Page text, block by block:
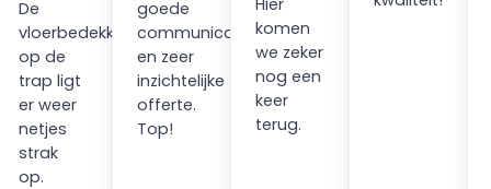
De
vloerbedekking
op de
trap ligt
er weer
netjes
strak
op.
goede
communicatie
en zeer
inzichtelijke
offerte.
Top!
komen
we zeker
nog een
keer
terug.